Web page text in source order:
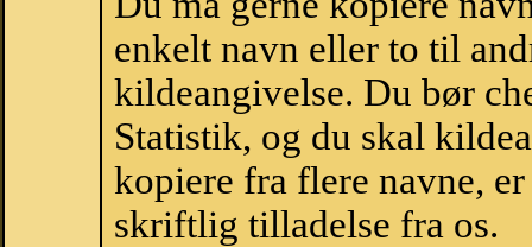
enkelt navn eller to til
kildeangivelse. Du bør
Statistik, og du skal
kopiere fra flere navne,
skriftlig tilladelse fra os.